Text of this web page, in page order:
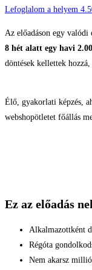
Lefoglalom a helyem
Az előadáson egy valódi
8 hét alatt egy havi
döntések kellettek
Élő, gyakorlati képzés,
webshopötletet főállás
Ez az előadás
Alkalmazottként
Régóta
Nem akarsz